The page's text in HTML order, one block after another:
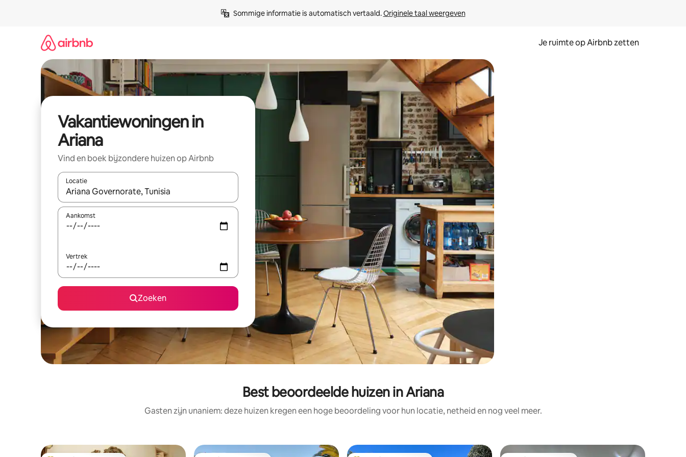
Sommige informatie is automatisch vertaald. Originele taal weergeven
Je ruimte op Airbnb zetten
Vakantiewoningen in
Ariana
Vind en boek bijzondere huizen op Airbnb
Locatie
Wanneer er suggesties beschikbaar zijn, maak je een keuze met je de pijltjestoetsen omhoog en omlaag, óf door te tikken of swipen.
Aankomst
Vertrek
Zoeken
Best beoordeelde huizen in Ariana
Gasten zijn unaniem: deze huizen kregen een hoge beoordeling voor hun locatie, netheid en nog veel meer.